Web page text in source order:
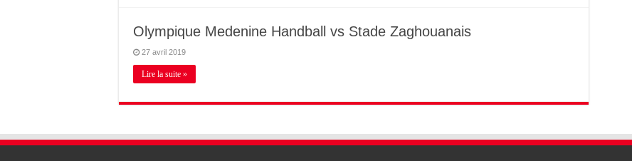
Olympique Medenine Handball vs Stade Zaghouanais
27 avril 2019
Lire la suite »